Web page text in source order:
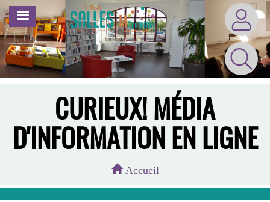
Aller
au
contenu
principal
MENU
CURIEUX! MÉDIA
D'INFORMATION EN LIGNE
Accueil